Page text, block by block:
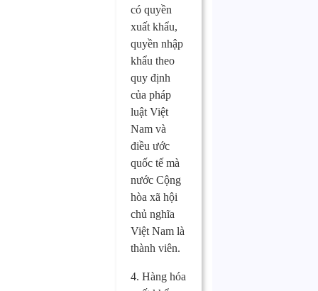
có quyền
xuất khẩu,
quyền nhập
khẩu theo
quy định
của pháp
luật Việt
Nam và
điều ước
quốc tế mà
nước Cộng
hòa xã hội
chủ nghĩa
Việt Nam là
thành viên.
4. Hàng hóa